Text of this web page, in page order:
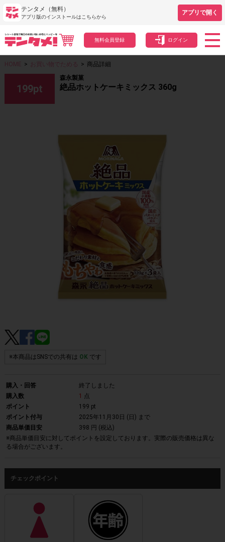
テンタメ（無料）
アプリ版のインストールはこちらから
アプリで開く
無料会員登録 ログイン
HOME > お買い物でためる > 商品詳細
199pt
森永製菓
絶品ホットケーキミックス 360g
※本商品はSNSでの共有は OKです
購入・回答
終了しました
購入数
1
点
ポイント
199 pt
ポイント付与
2025年11月30日 (日) まで
商品単価目安
398 円 (税込)
※商品単価目安に対してポイントを設定しております。実際の販売価格は異な
る場合がございます。
チェックポイント